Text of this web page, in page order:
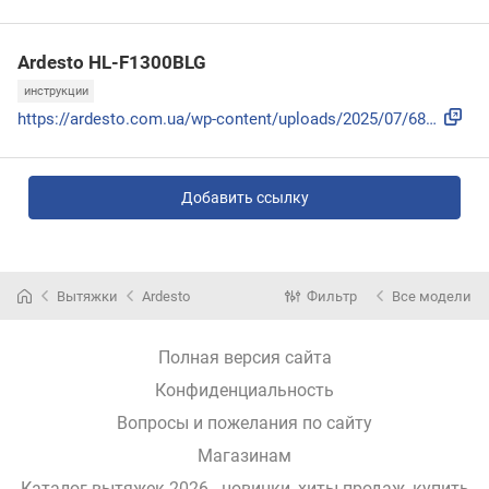
Ardesto HL-F1300BLG
инструкции
https://ardesto.com.ua/wp-content/uploads/2025/07/6874b7c91...
Добавить ссылку
Вытяжки Ardesto Фильтр Все модели
Полная версия сайта
Конфиденциальность
Вопросы и пожелания по сайту
Магазинам